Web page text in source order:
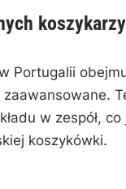
Portugalii
w zespół,
koszykówki.